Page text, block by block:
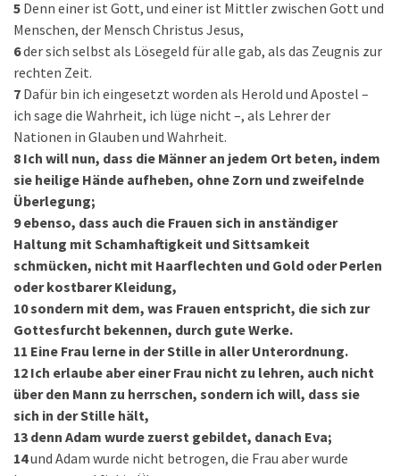
5 Denn einer ist Gott, und einer ist Mittler zwischen Gott und
Menschen, der Mensch Christus Jesus,
6der sich selbst als Lösegeld für alle gab, als das Zeugnis zur
rechten Zeit.
7 Dafür bin ich eingesetzt worden als Herold und Apostel –
ich sage die Wahrheit, ich lüge nicht –, als Lehrer der
Nationen in Glauben und Wahrheit.
8 Ich will nun, dass die Männer an jedem Ort beten, indem
sie heilige Hände aufheben, ohne Zorn und zweifelnde
Überlegung;
9 ebenso, dass auch die Frauen sich in anständiger
Haltung mit Schamhaftigkeit und Sittsamkeit
schmücken, nicht mit Haarflechten und Gold oder Perlen
oder kostbarer Kleidung,
10sondern mit dem, was Frauen entspricht, die sich zur
Gottesfurcht bekennen, durch gute Werke.
11 Eine Frau lerne in der Stille in aller Unterordnung.
12 Ich erlaube aber einer Frau nicht zu lehren, auch nicht
über den Mann zu herrschen, sondern ich will, dass sie
sich in der Stille hält,
13 denn Adam wurde zuerst gebildet, danach Eva;
14und Adam wurde nicht betrogen, die Frau aber wurde